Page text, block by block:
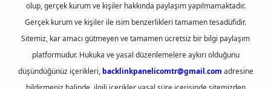
olup, gerçek kurum ve kişiler hakkında paylaşım yapılmamaktadır.
Gerçek kurum ve kişiler ile isim benzerlikleri tamamen tesadüfidir.
Sitemiz, kar amacı gütmeyen ve tamamen ücretsiz bir bilgi paylaşım
platformudur. Hukuka ve yasal düzenlemelere aykırı olduğunu
düşündüğünüz içerikleri, backlinkpanelicomtr@gmail.com adresine